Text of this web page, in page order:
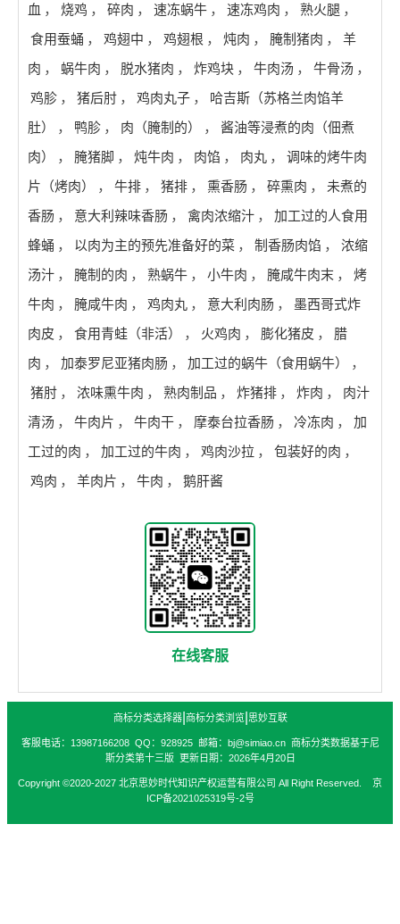
血 ， 烧鸡 ， 碎肉 ， 速冻蜗牛 ， 速冻鸡肉 ， 熟火腿 ，
食用蚕蛹 ， 鸡翅中 ， 鸡翅根 ， 炖肉 ， 腌制猪肉 ，
羊
肉 ， 蜗牛肉 ， 脱水猪肉 ， 炸鸡块 ， 牛肉汤 ， 牛骨汤 ，
鸡胗 ， 猪后肘 ， 鸡肉丸子 ，
哈吉斯（苏格兰肉馅羊
肚）
， 鸭胗 ， 肉（腌制的） ，
酱油等浸煮的肉（佃煮
肉）
， 腌猪脚 ， 炖牛肉 ， 肉馅 ， 肉丸 ，
调味的烤牛肉
片（烤肉）
， 牛排 ， 猪排 ， 熏香肠 ， 碎熏肉 ，
未煮的
香肠 ， 意大利辣味香肠 ， 禽肉浓缩汁 ，
加工过的人食用
蜂蛹 ， 以肉为主的预先准备好的菜 ， 制香肠肉馅 ，
浓缩
汤汁 ， 腌制的肉 ， 熟蜗牛 ， 小牛肉 ， 腌咸牛肉末 ，
烤
牛肉 ， 腌咸牛肉 ， 鸡肉丸 ， 意大利肉肠 ，
墨西哥式炸
肉皮 ， 食用青蛙（非活） ， 火鸡肉 ， 膨化猪皮 ，
腊
肉 ， 加泰罗尼亚猪肉肠 ， 加工过的蜗牛（食用蜗牛）
，
猪肘 ， 浓味熏牛肉 ， 熟肉制品 ， 炸猪排 ， 炸肉 ，
肉汁
清汤 ， 牛肉片 ， 牛肉干 ， 摩泰台拉香肠 ， 冷冻肉 ，
加
工过的肉 ， 加工过的牛肉 ， 鸡肉沙拉 ， 包装好的肉 ，
鸡肉 ， 羊肉片 ， 牛肉 ， 鹅肝酱
在线客服
商标分类选择器| 商标分类浏览| 思妙互联
客服电话：13987166208 QQ：928925 邮箱：bj@simiao.cn 商标分类数据基于尼
斯分类第十三版 更新日期：2026年4月20日
Copyright ©2020-2027 北京思妙时代知识产权运营有限公司 All Right Reserved. 京
ICP备2021025319号-2号